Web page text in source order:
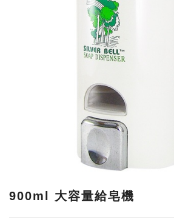
900ml 大容量給皂機